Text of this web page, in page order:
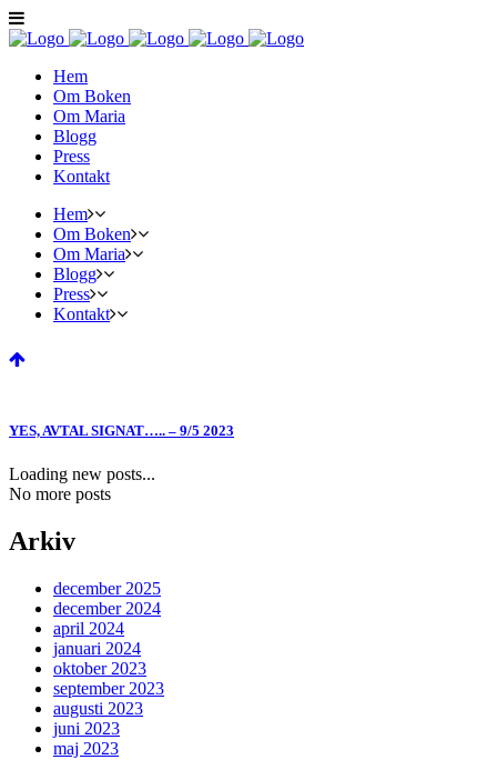
Hem
Om Boken
Om Maria
Blogg
Press
Kontakt
Hem
Om Boken
Om Maria
Blogg
Press
Kontakt
YES, AVTAL SIGNAT….. – 9/5 2023
Loading new posts...
No more posts
Arkiv
december 2025
december 2024
april 2024
januari 2024
oktober 2023
september 2023
augusti 2023
juni 2023
maj 2023